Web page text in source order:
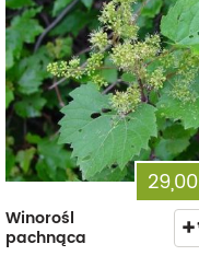
29,00
Winorośl
pachnąca